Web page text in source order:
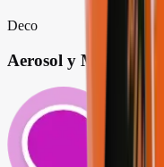
Deco
Aerosol y Marcador